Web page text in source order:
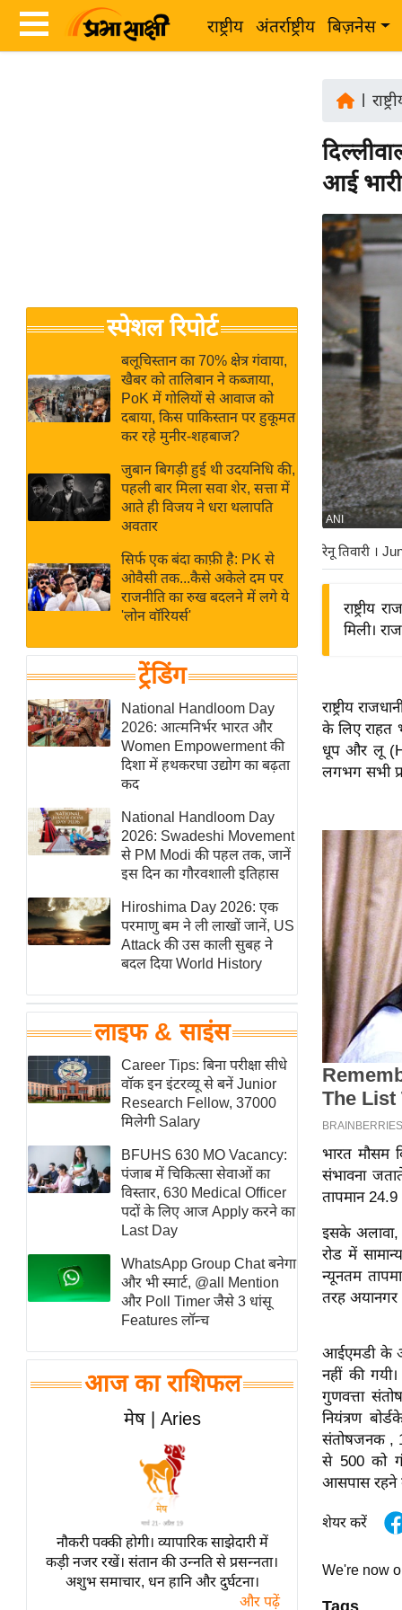
राष्ट्रीय अंतर्राष्ट्रीय बिज़नेस
Breaking
News in
Hindi
Hindi
Videos
जगत
राय
बजट
IPL
2026
ई-पेपर
मिसाल बेमिसाल
शख्सियत
यंग इंडिया
साहित्य जगत
ऑटो वर्ल्ड
न्यूज ब्रीफ
मनोरंजन जगत
बॉलीवुड
हॉलीवुड
फिल्म समीक्षा
Breaking
News
लाइफस्टाइल
टेक्नॉलॉजी
घरेलू नुस्खे
पर्यटन स्थल
फिटनेस मंत्रा
रिलेशनशिप
राजनीति
विश्लेषण
समसामयिक
मातृभूमि
एम.
आर.
आई.
समीक्षा
धर्म
ज्योतिष
त्योहार
राशिफल
विशेष
स्पेशल रिपोर्ट
बलूचिस्तान का 70% क्षेत्र गंवाया,
खैबर को तालिबान ने कब्जाया,
PoK में गोलियों से आवाज को
दबाया, किस पाकिस्तान पर हुकूमत
कर रहे मुनीर-शहबाज?
जुबान बिगड़ी हुई थी उदयनिधि की,
पहली बार मिला सवा शेर, सत्ता में
आते ही विजय ने धरा थलापति
अवतार
सिर्फ एक बंदा काफ़ी है: PK से
ओवैसी तक...कैसे अकेले दम पर
राजनीति का रुख बदलने में लगे ये
'लोन वॉरियर्स'
ट्रेंडिंग
National Handloom Day
2026: आत्मनिर्भर भारत और
Women Empowerment की
दिशा में हथकरघा उद्योग का बढ़ता
कद
National Handloom Day
2026: Swadeshi Movement
से PM Modi की पहल तक, जानें
इस दिन का गौरवशाली इतिहास
Hiroshima Day 2026: एक
परमाणु बम ने ली लाखों जानें, US
Attack की उस काली सुबह ने
बदल दिया World History
लाइफ & साइंस
Career Tips: बिना परीक्षा सीधे
वॉक इन इंटरव्यू से बनें Junior
Research Fellow, 37000
मिलेगी Salary
BFUHS 630 MO Vacancy:
पंजाब में चिकित्सा सेवाओं का
विस्तार, 630 Medical Officer
पदों के लिए आज Apply करने का
Last Day
WhatsApp Group Chat बनेगा
और भी स्मार्ट, @all Mention
और Poll Timer जैसे 3 धांसू
Features लॉन्च
आज का राशिफल
मेष | Aries
नौकरी पक्की होगी। व्यापारिक साझेदारी में
कड़ी नजर रखें। संतान की उन्नति से प्रसन्नता।
अशुभ समाचार, धन हानि और दुर्घटना।
और पढ़ें
आई भारी
ANI
रेनू तिवारी ।
राष्ट्रीय
मिली।
राष्ट्रीय
के लिए राहत
धूप और लू
लगभग सभी
भारत मौसम
संभावना
तापमान 24.9
इसके अलावा,
रोड में
न्यूनतम
तरह अयानगर
आईएमडी के
नहीं की
गुणवत्ता
नियंत्रण
संतोषजनक ,
से 500 को
आसपास रहने
शेयर करें
We're now
Tags